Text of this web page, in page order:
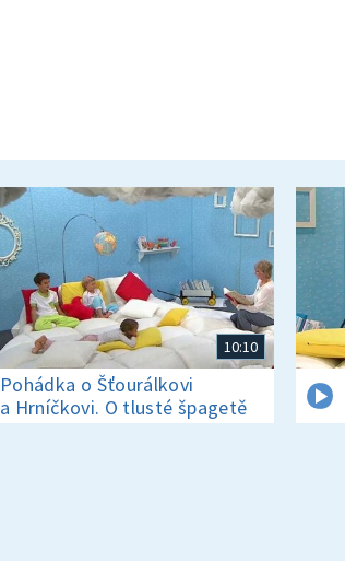
10:10
Pohádka o Šťourálkovi
a Hrníčkovi. O tlusté špagetě